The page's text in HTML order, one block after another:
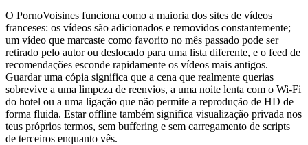
O PornoVoisines funciona como a maioria dos sites de vídeos
franceses: os vídeos são adicionados e removidos constantemente;
um vídeo que marcaste como favorito no mês passado pode ser
retirado pelo autor ou deslocado para uma lista diferente, e o feed de
recomendações esconde rapidamente os vídeos mais antigos.
Guardar uma cópia significa que a cena que realmente querias
sobrevive a uma limpeza de reenvios, a uma noite lenta com o Wi-Fi
do hotel ou a uma ligação que não permite a reprodução de HD de
forma fluida. Estar offline também significa visualização privada nos
teus próprios termos, sem buffering e sem carregamento de scripts
de terceiros enquanto vês.